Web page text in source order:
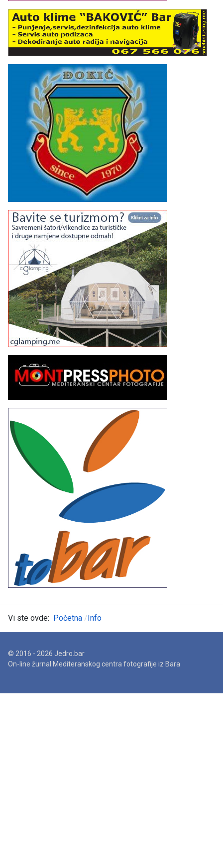
Vi ste ovde: Početna Info
© 2016 - 2026 Jedro.bar
On-line žurnal Mediteranskog centra fotografije iz Bara